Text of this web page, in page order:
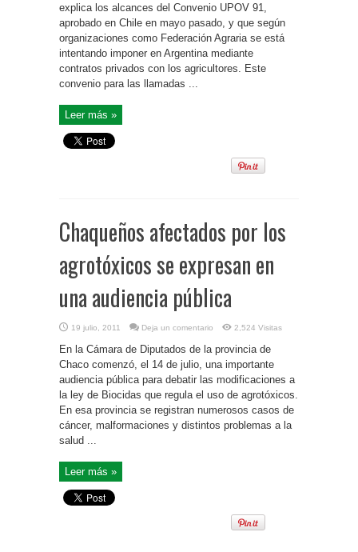
explica los alcances del Convenio UPOV 91,
aprobado en Chile en mayo pasado, y que según
organizaciones como Federación Agraria se está
intentando imponer en Argentina mediante
contratos privados con los agricultores. Este
convenio para las llamadas ...
Leer más »
Chaqueños afectados por los
agrotóxicos se expresan en
una audiencia pública
19 julio, 2011 Deja un comentario 2,524 Visitas
En la Cámara de Diputados de la provincia de
Chaco comenzó, el 14 de julio, una importante
audiencia pública para debatir las modificaciones a
la ley de Biocidas que regula el uso de agrotóxicos.
En esa provincia se registran numerosos casos de
cáncer, malformaciones y distintos problemas a la
salud ...
Leer más »